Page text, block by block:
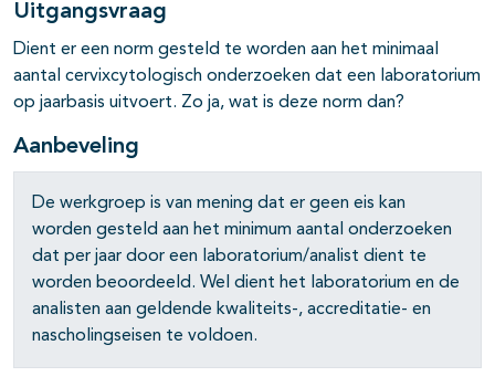
open- en dichtklappen
Uitgangsvraag
Dient er een norm gesteld te worden aan het minimaal
aantal cervixcytologisch onderzoeken dat een laboratorium
op jaarbasis uitvoert. Zo ja, wat is deze norm dan?
Aanbeveling
De werkgroep is van mening dat er geen eis kan
worden gesteld aan het minimum aantal onderzoeken
dat per jaar door een laboratorium/analist dient te
worden beoordeeld. Wel dient het laboratorium en de
analisten aan geldende kwaliteits-, accreditatie- en
nascholingseisen te voldoen.